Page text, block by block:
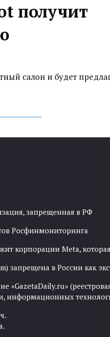
получит
салон и будет
запрещенная в РФ
Росфинмониторинга
корпорации Meta,
запрещена в России как
«GazetaDaily.ru»
информационных